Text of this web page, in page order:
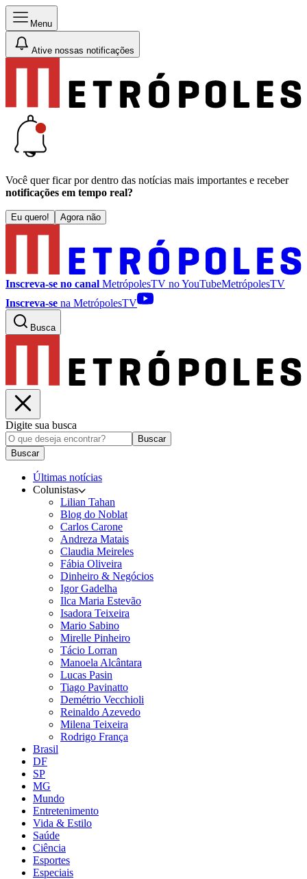
Menu
Ative nossas notificações
Você quer ficar por dentro das notícias mais importantes e receber
notificações em tempo real?
Eu quero! Agora não
Inscreva-se no canal MetrópolesTV noYouTubeMetrópolesTV
Inscreva-se na MetrópolesTV
Busca
Digite sua busca
Buscar
Buscar
Últimas notícias
Colunistas
Lilian Tahan
Blog do Noblat
Carlos Carone
Andreza Matais
Claudia Meireles
Fábia Oliveira
Dinheiro & Negócios
Igor Gadelha
Ilca Maria Estevão
Isadora Teixeira
Mario Sabino
Mirelle Pinheiro
Tácio Lorran
Manoela Alcântara
Lucas Pasin
Tiago Pavinatto
Demétrio Vecchioli
Reinaldo Azevedo
Milena Teixeira
Rodrigo França
Brasil
DF
SP
MG
Mundo
Entretenimento
Vida & Estilo
Saúde
Ciência
Esportes
Especiais